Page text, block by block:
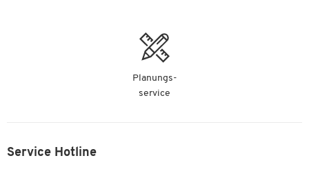
Planungs-
service
Service Hotline